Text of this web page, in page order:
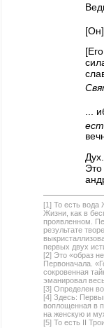
...
[1] То есть
Жизни, как в
проявленном.
результате
первых двух
[2] Это «образ
Первоначала.
сокровенная
эманировал
[3] Определен
[4] Здесь:
воплощенная в
на женскую и
[5] То есть II